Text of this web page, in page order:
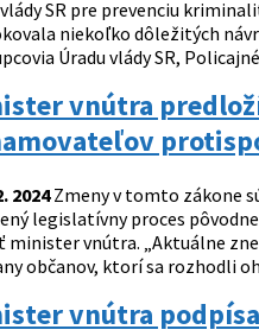
vlády SR pre prevenciu
niekoľko dôležitých
Úradu vlády SR,
vnútra
2024Zmeny v tomto zákone
legislatívny proces
minister vnútra. „Aktuálne
občanov, ktorí sa rozhodli
vnútra